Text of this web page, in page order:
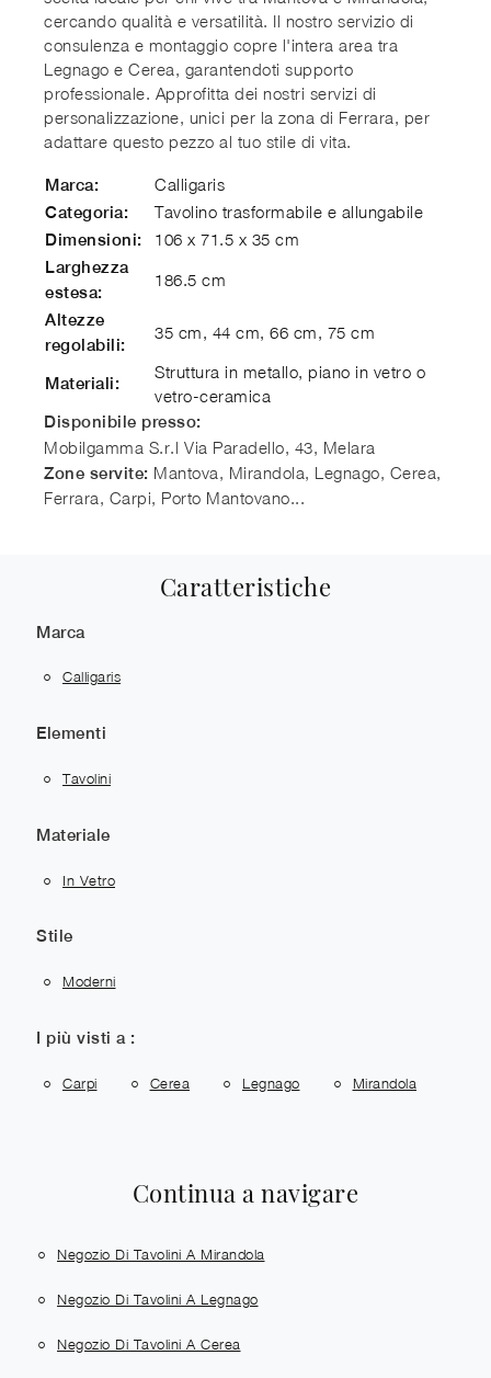
cercando qualità e versatilità. Il nostro servizio di
consulenza e montaggio copre l'intera area tra
Legnago e Cerea, garantendoti supporto
professionale. Approfitta dei nostri servizi di
personalizzazione, unici per la zona di Ferrara, per
adattare questo pezzo al tuo stile di vita.
Marca: Calligaris
Categoria: Tavolino trasformabile e allungabile
Dimensioni: 106 x 71.5 x 35 cm
Larghezza
estesa:
186.5 cm
Altezze
regolabili:
35 cm, 44 cm, 66 cm, 75 cm
Materiali:
Struttura in metallo, piano in vetro o
vetro-ceramica
Disponibile presso:
Mobilgamma S.r.l Via Paradello, 43, Melara
Zone servite: Mantova, Mirandola, Legnago, Cerea,
Ferrara, Carpi, Porto Mantovano...
Caratteristiche
Marca
Calligaris
Elementi
Tavolini
Materiale
In Vetro
Stile
Moderni
I più visti a :
Carpi Cerea Legnago Mirandola
Continua a navigare
Negozio Di Tavolini A Mirandola
Negozio Di Tavolini A Legnago
Negozio Di Tavolini A Cerea